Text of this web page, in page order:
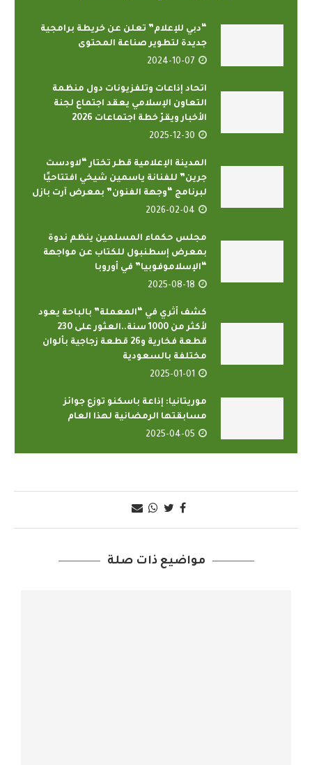
“دبي للإعلام” تعلن عن خريطة برامجية
جديدة لتطوير صناعة المحتوى
2024-10-07
اتحاد إذاعات وتلفزيونات دول منظمة
التعاون الإسلامي يعقد اجتماع لجنة
الأخبار ويقرّ خطة اجتماعات 2026
2025-12-30
المدينة الإعلامية قطر تختار “لاودست
جرين” للفنانة ياسمين شيخي افتتاحيًا
لبرنامج “وجهة الفنون” بمعرض آرت بازل
2026-02-04
مجلس حكماء المسلمين ينظم ندوة
بمعرض إسطنبول للكتاب عن مواجهة
“الإسلاموفوبيا” في أوروبا
2025-08-18
كشف أثري في “المعملة” بالباحة يعود
لأكثر من 1000 سنة..العثور على 230
قطعة فخارية و26 قطعة زجاجية بألوان
مختلفة بالسعودية
2025-01-01
موريتانيا: إذاعة باسكنو توزع جوائز
مسابقتها الرمضانية لهذا العام
2025-04-05
مواضيع ذات صلة